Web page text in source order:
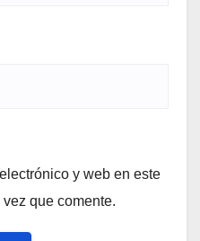
y web en este
que comente.